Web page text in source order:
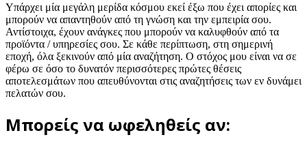
Υπάρχει μία μεγάλη μερίδα κόσμου εκεί έξω που έχει απορίες και
μπορούν να απαντηθούν από τη γνώση και την εμπειρία σου.
Αντίστοιχα, έχουν ανάγκες που μπορούν να καλυφθούν από τα
προϊόντα / υπηρεσίες σου. Σε κάθε περίπτωση, στη σημερινή
εποχή, όλα ξεκινούν από μία αναζήτηση. Ο στόχος μου είναι να σε
φέρω σε όσο το δυνατόν περισσότερες πρώτες θέσεις
αποτελεσμάτων που απευθύνονται στις αναζητήσεις των εν δυνάμει
πελατών σου.
Μπορείς να ωφεληθείς αν: